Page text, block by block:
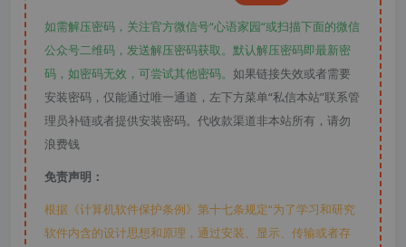
如需解压密码，关注官方微信号“心语家园“或扫描下面的微信
公众号二维码，发送解压密码获取。默认解压密码即最新密
码，如密码无效，可尝试其他密码。 如果链接失效或者需要
安装密码，仅能通过唯一通道，左下方菜单“私信本站”联系管
理员补链或者提供安装密码。代收款渠道非本站所有，请勿
浪费钱
免责声明：
根据《计算机软件保护条例》第十七条规定“为了学习和研究
软件内含的设计思想和原理，通过安装、显示、传输或者存